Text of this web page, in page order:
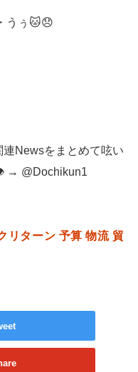
うぅ🐱😞
Newsをまとめて呟い
→ @Dochikun1
リターン 予算 物流 貿